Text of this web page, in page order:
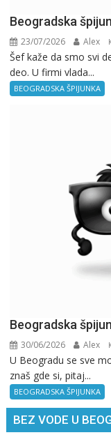
Beogradska
23/07/2026 Alex
Šef kaže da smo svi
deo. U firmi vlada...
BEOGRADSKA ŠPIJUNKA
Beogradska
30/06/2026 Alex
U Beogradu se sve
znaš gde si, pitaj...
BEOGRADSKA ŠPIJUNKA
BEZ VODE U